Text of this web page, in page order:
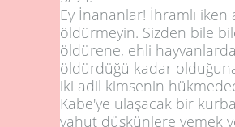
Ey İnananlar! İhramlı iken
öldürmeyin. Sizden bile
öldürene, ehli
öldürdüğü kadar
iki adil kimsenin
Kabe'ye ulaşacak bir
yahut düşkünlere yemek